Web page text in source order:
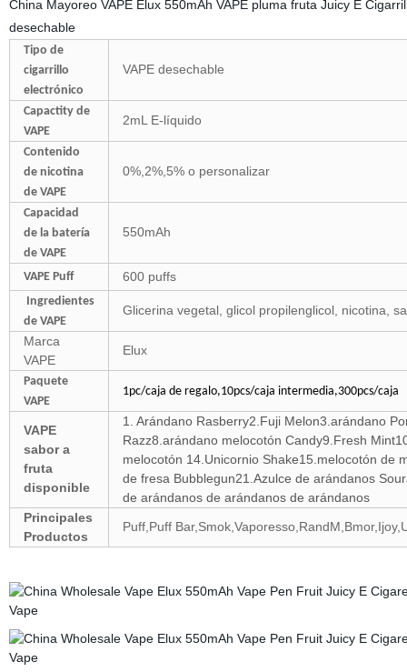
China Mayoreo VAPE Elux 550mAh VAPE pluma fruta Juicy E
desechable
Tipo de
cigarrillo
electrónico
VAPE desechable
Capactity de
VAPE
2mL E-líquido
Contenido
de nicotina
de VAPE
0%,2%,5% o personalizar
Capacidad
de la batería
de VAPE
550mAh
VAPE Puff 600 puffs
Ingredientes
de VAPE
Glicerina vegetal, glicol propilenglicol, nicotina,
Marca
VAPE
Elux
Paquete
VAPE
1pc/caja de regalo,10pcs/caja intermedia,300pcs/caja
VAPE
sabor a
fruta
disponible
1. Arándano Rasberry2.Fuji Melon3.arándano
Razz8.arándano melocotón Candy9.Fresh
melocotón 14.Unicornio Shake15.melocotón de
de fresa Bubblegun21.Azulce de arándanos
de arándanos de arándanos de arándanos
Principales
Productos
Puff,Puff